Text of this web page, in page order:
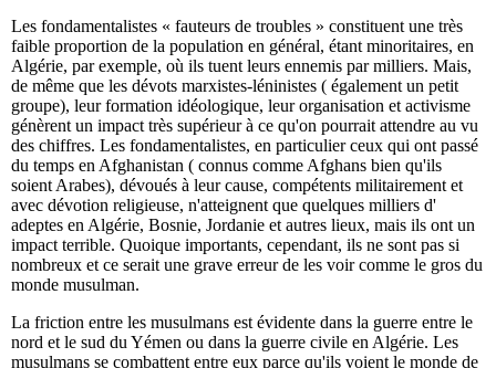
Les fondamentalistes « fauteurs de troubles » constituent une très
faible proportion de la population en général, étant minoritaires, en
Algérie, par exemple, où ils tuent leurs ennemis par milliers. Mais,
de même que les dévots marxistes-léninistes ( également un petit
groupe), leur formation idéologique, leur organisation et activisme
génèrent un impact très supérieur à ce qu'on pourrait attendre au vu
des chiffres. Les fondamentalistes, en particulier ceux qui ont passé
du temps en Afghanistan ( connus comme Afghans bien qu'ils
soient Arabes), dévoués à leur cause, compétents militairement et
avec dévotion religieuse, n'atteignent que quelques milliers d'
adeptes en Algérie, Bosnie, Jordanie et autres lieux, mais ils ont un
impact terrible. Quoique importants, cependant, ils ne sont pas si
nombreux et ce serait une grave erreur de les voir comme le gros du
monde musulman.
La friction entre les musulmans est évidente dans la guerre entre le
nord et le sud du Yémen ou dans la guerre civile en Algérie. Les
musulmans se combattent entre eux parce qu'ils voient le monde de